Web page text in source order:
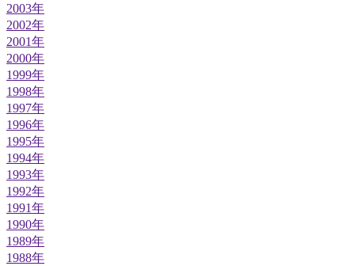
2003年
2002年
2001年
2000年
1999年
1998年
1997年
1996年
1995年
1994年
1993年
1992年
1991年
1990年
1989年
1988年